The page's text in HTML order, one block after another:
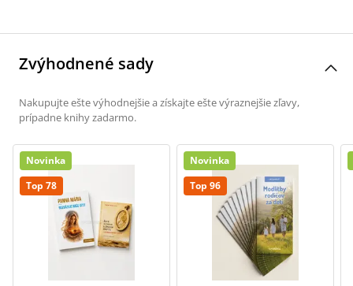
Zvýhodnené sady
Nakupujte ešte výhodnejšie a získajte ešte výraznejšie zľavy,
prípadne knihy zadarmo.
Novinka
Top 78
Novinka
Top 96